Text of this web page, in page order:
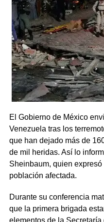
El Gobierno de México
Venezuela tras los
que han dejado más de
de mil heridas. Así lo
Sheinbaum, quien
población afectada.
Durante su conferencia
que la primera brigada